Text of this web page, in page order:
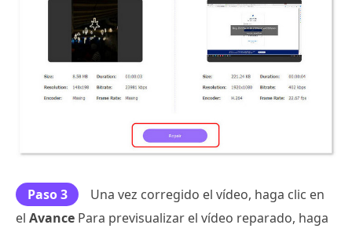
Paso 3
Una vez corregido el vídeo, haga clic en
el Avance Para previsualizar el vídeo reparado, haga